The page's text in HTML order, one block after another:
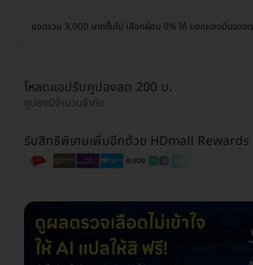
ยอดรวม 3,000 บาทขึ้นไป เลือกผ่อน 0% ได้ บอกแอดมินของเ
โหลดแอปรับคูปองลด 200 บ.
คูปองมีจำนวนจำกัด
รับสิทธิพิเศษเพิ่มอีกด้วย HDmall Rewards